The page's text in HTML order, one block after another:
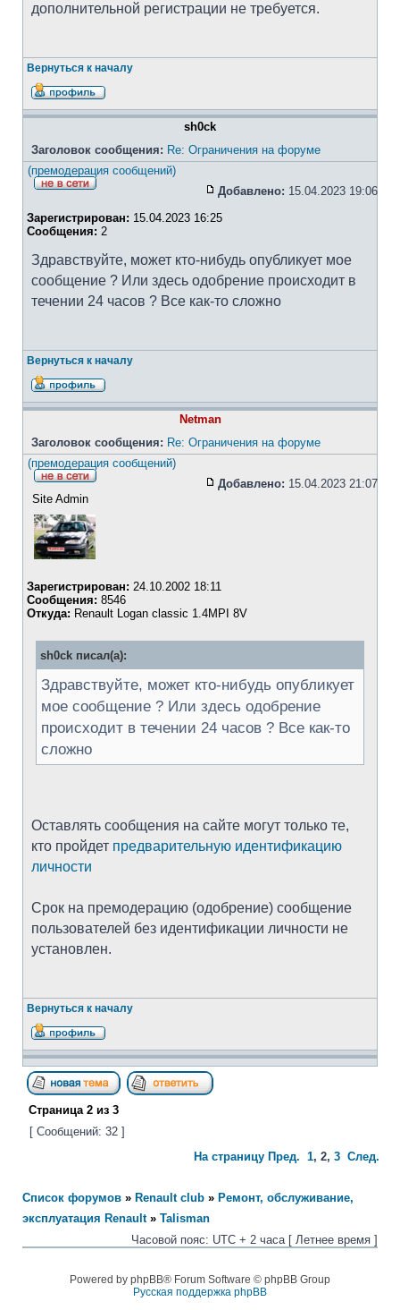
дополнительной регистрации не требуется.
Вернуться к началу
sh0ck
Заголовок сообщения: Re: Ограничения на форуме
(премодерация сообщений)
Добавлено: 15.04.2023 19:06
Зарегистрирован: 15.04.2023 16:25
Сообщения: 2
Здравствуйте, может кто-нибудь опубликует мое
сообщение ? Или здесь одобрение происходит в
течении 24 часов ? Все как-то сложно
Вернуться к началу
Netman
Заголовок сообщения: Re: Ограничения на форуме
(премодерация сообщений)
Добавлено: 15.04.2023 21:07
Site Admin
Зарегистрирован: 24.10.2002 18:11
Сообщения: 8546
Откуда: Renault Logan classic 1.4MPI 8V
sh0ck писал(а):
Здравствуйте, может кто-нибудь опубликует
мое сообщение ? Или здесь одобрение
происходит в течении 24 часов ? Все как-то
сложно
Оставлять сообщения на сайте могут только те,
кто пройдет предварительную идентификацию
личности
Срок на премодерацию (одобрение) сообщение
пользователей без идентификации личности не
установлен.
Вернуться к началу
Страница 2 из 3
[ Сообщений: 32 ]
На страницу Пред. 1, 2, 3 След.
Список форумов » Renault club » Ремонт, обслуживание,
эксплуатация Renault» Talisman
Часовой пояс: UTC + 2 часа [ Летнее время ]
Powered by phpBB® Forum Software © phpBB Group
Русская поддержка phpBB